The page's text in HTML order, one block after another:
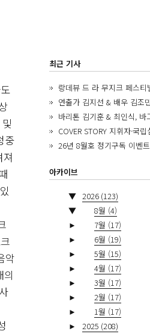
중
악
최근 기사
26년 8월호 정기구독 이벤트
아카이브
▼ 2026 (123)
▼
8월 (4)
►
7월 (17)
►
6월 (19)
►
5월 (15)
►
4월 (17)
►
3월 (17)
►
2월 (17)
►
1월 (17)
►
2025 (208)